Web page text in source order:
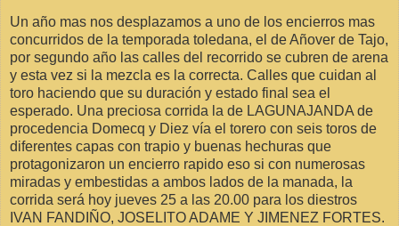
Un año mas nos desplazamos a uno de los encierros mas
concurridos de la temporada toledana, el de Añover de Tajo,
por segundo año las calles del recorrido se cubren de arena
y esta vez si la mezcla es la correcta. Calles que cuidan al
toro haciendo que su duración y estado final sea el
esperado. Una preciosa corrida la de LAGUNAJANDA de
procedencia Domecq y Diez vía el torero con seis toros de
diferentes capas con trapio y buenas hechuras que
protagonizaron un encierro rapido eso si con numerosas
miradas y embestidas a ambos lados de la manada, la
corrida será hoy jueves 25 a las 20.00 para los diestros
IVAN FANDIÑO, JOSELITO ADAME Y JIMENEZ FORTES.